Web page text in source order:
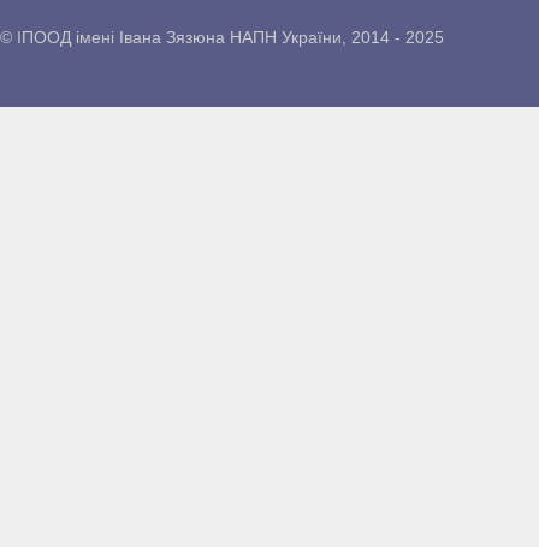
© ІПООД імені Івана Зязюна НАПН України, 2014 - 2025